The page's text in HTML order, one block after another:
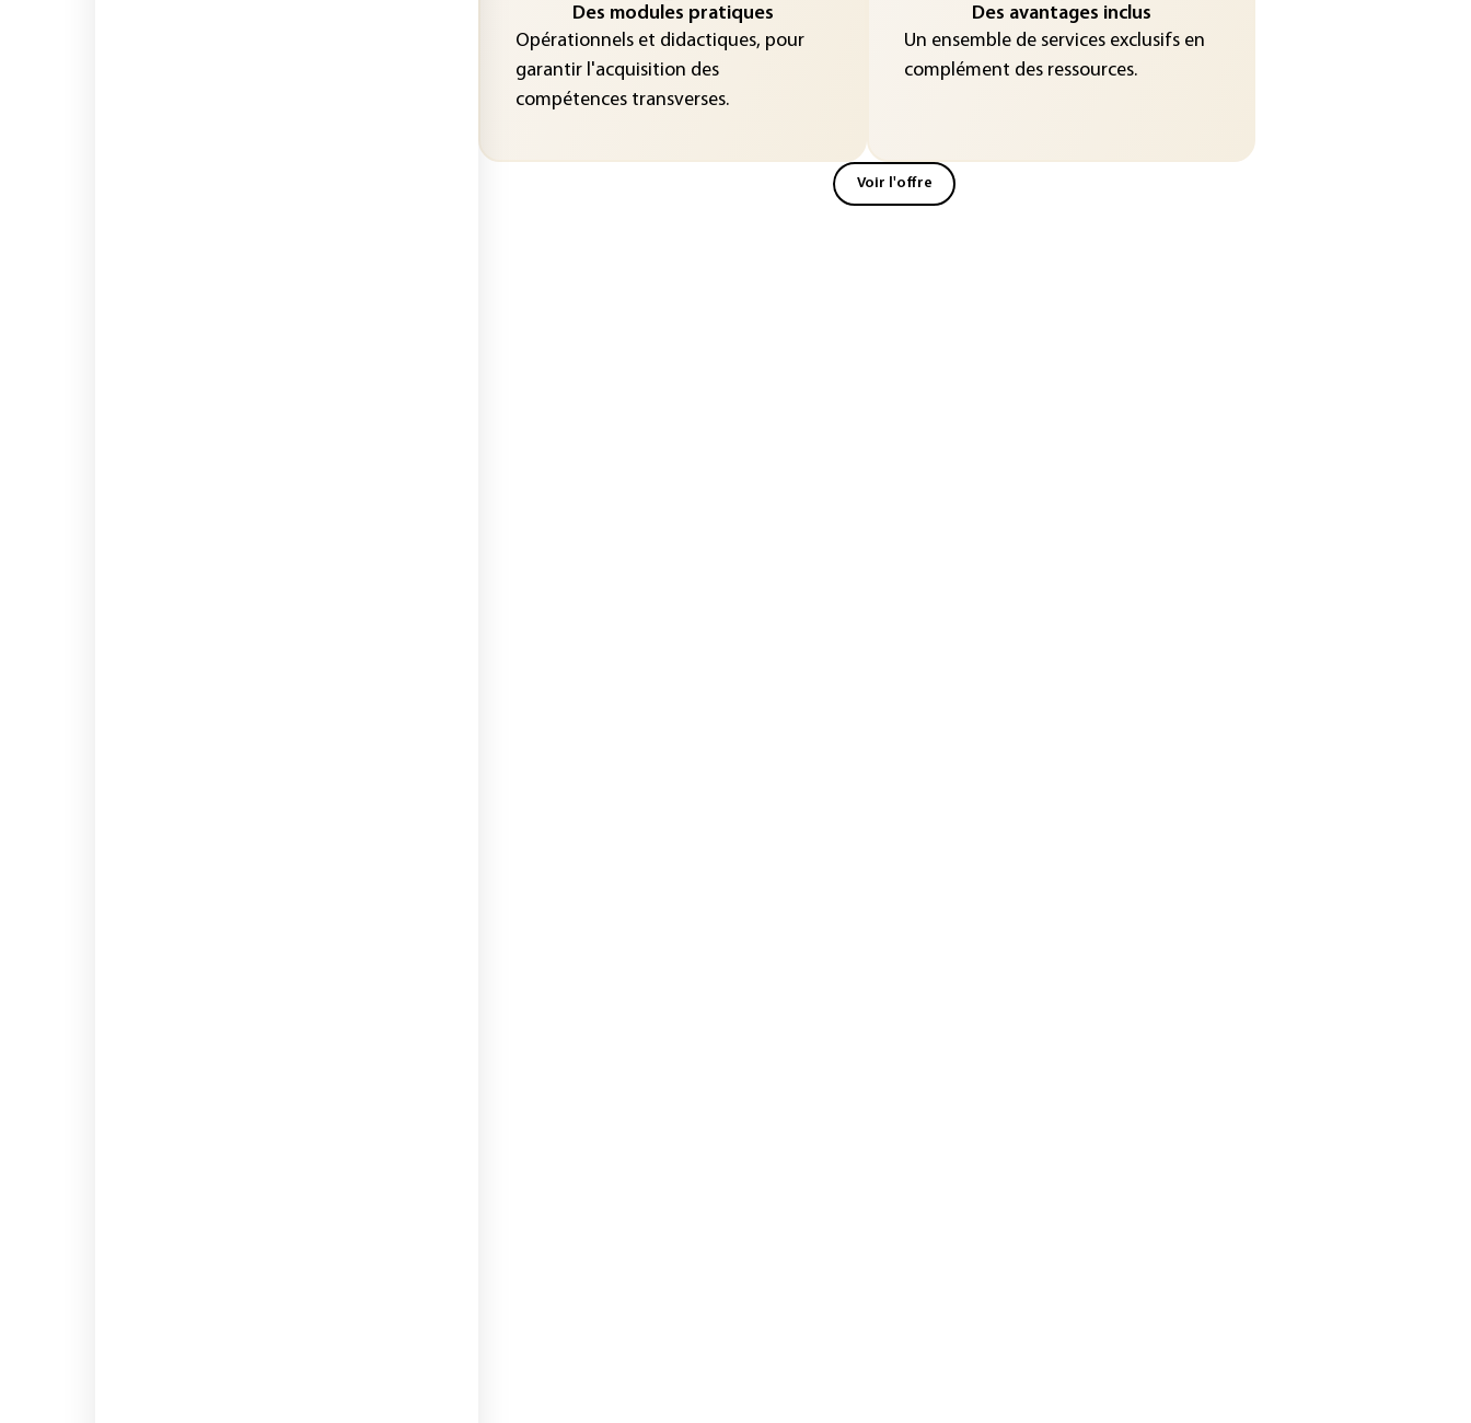
Des modules pratiques
Opérationnels et didactiques, pour
garantir l'acquisition des
compétences transverses.
Des avantages inclus
Un ensemble de services exclusifs en
complément des ressources.
Voir l'offre